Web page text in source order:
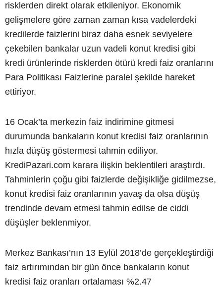
risklerden direkt olarak etkileniyor. Ekonomik
gelişmelere göre zaman zaman kısa vadelerdeki
kredilerde faizlerini biraz daha esnek seviyelere
çekebilen bankalar uzun vadeli konut kredisi gibi
kredi ürünlerinde risklerden ötürü kredi faiz oranlarını
Para Politikası Faizlerine paralel şekilde hareket
ettiriyor.
16 Ocak’ta merkezin faiz indirimine gitmesi
durumunda bankaların konut kredisi faiz oranlarının
hızla düşüş göstermesi tahmin ediliyor.
KrediPazari.com karara ilişkin beklentileri araştırdı.
Tahminlerin çoğu gibi faizlerde değişikliğe gidilmezse,
konut kredisi faiz oranlarının yavaş da olsa düşüş
trendinde devam etmesi tahmin edilse de ciddi
düşüşler beklenmiyor.
Merkez Bankası’nın 13 Eylül 2018’de gerçekleştirdiği
faiz artırımından bir gün önce bankaların konut
kredisi faiz oranları ortalaması %2.47